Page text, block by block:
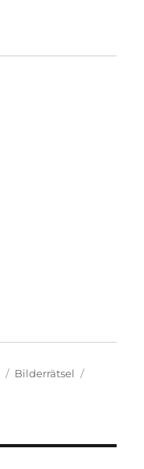
Kategorien
Bilderrätsel